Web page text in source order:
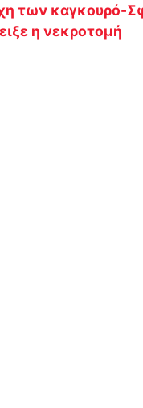
των καγκουρό-
η νεκροτομή